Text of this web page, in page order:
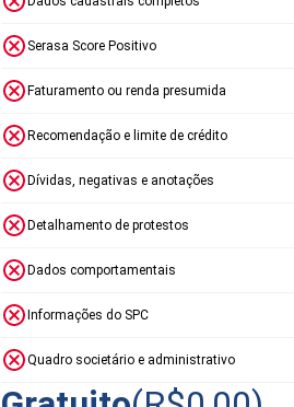
Serasa Score Positivo
Faturamento ou renda presumida
Recomendação e limite de crédito
Dívidas, negativas e anotações
Detalhamento de protestos
Dados comportamentais
Informações do SPC
Quadro societário e administrativo